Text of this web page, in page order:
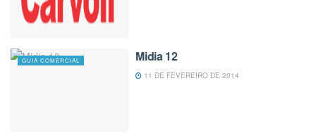
GUIA COMERCIAL Midia 12
11 DE FEVEREIRO DE 2014